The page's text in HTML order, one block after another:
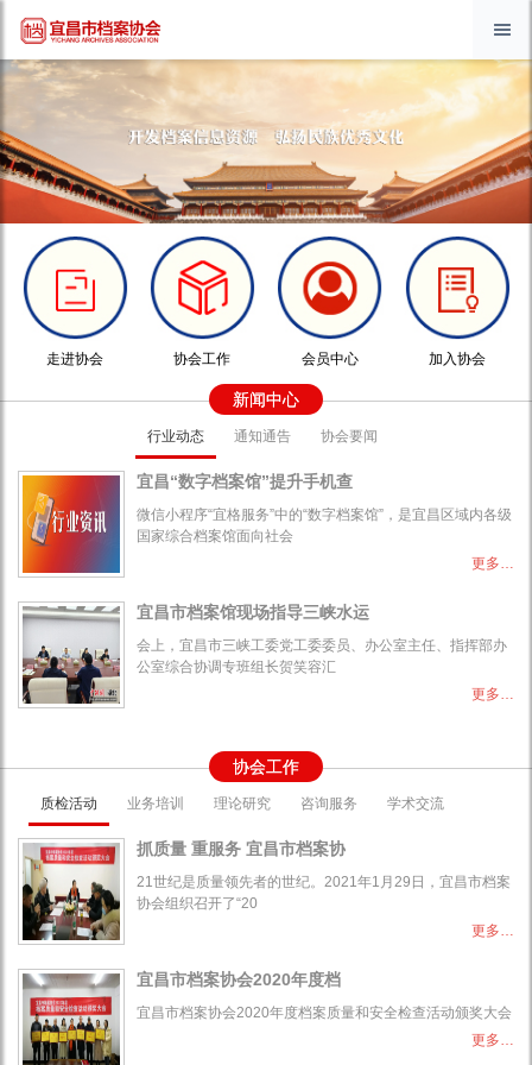
走进协会 协会工作 会员中心 加入协会
新闻中心
行业动态 通知通告 协会要闻
宜昌“数字档案馆”提升手机查
微信小程序“宜格服务”中的“数字档案馆”，是宜昌区域内各级
国家综合档案馆面向社会
更多…
宜昌市档案馆现场指导三峡水运
会上，宜昌市三峡工委党工委委员、办公室主任、指挥部办
公室综合协调专班组长贺笑容汇
更多…
协会工作
质检活动 业务培训 理论研究 咨询服务 学术交流
抓质量 重服务 宜昌市档案协
21世纪是质量领先者的世纪。2021年1月29日，宜昌市档案
协会组织召开了“20
更多…
宜昌市档案协会2020年度档
宜昌市档案协会2020年度档案质量和安全检查活动颁奖大会
更多…